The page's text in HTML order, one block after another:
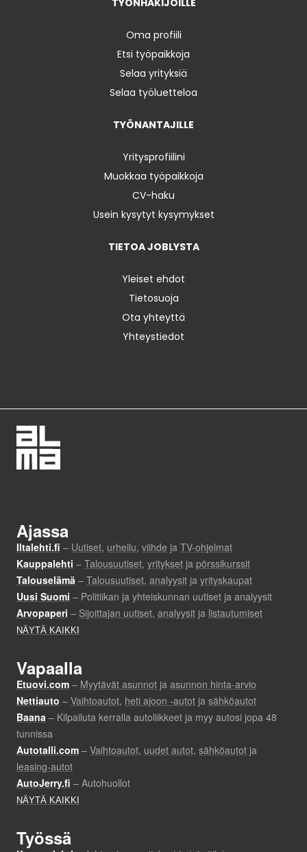
Oma profiili
Etsi työpaikkoja
Selaa yrityksiä
Selaa työluetteloa
TYÖNANTAJILLE
Yritysprofiilini
Muokkaa työpaikkoja
CV-haku
Usein kysytyt kysymykset
TIETOA JOBLYSTA
Yleiset ehdot
Tietosuoja
Ota yhteyttä
Yhteystiedot